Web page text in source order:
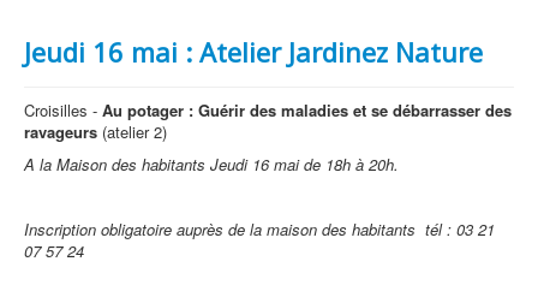
Jeudi 16 mai : Atelier Jardinez Nature
Croisilles - Au potager : Guérir des maladies et se débarrasser des
ravageurs (atelier 2)
A la Maison des habitants Jeudi 16 maide 18h à 20h.
Inscription obligatoire auprès de la maison des habitants tél : 03 21
07 57 24